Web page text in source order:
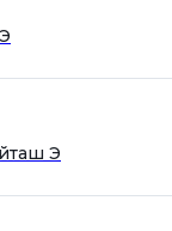
Э